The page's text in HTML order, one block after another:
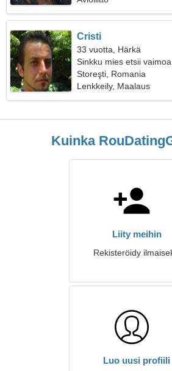
Cristi
33 vuotta, Härkä
Sinkku mies etsii
Storeşti, Romania
Lenkkeily, Maalaus
Kuinka
Liity meihin
Rekisteröidy
Luo uusi profiili